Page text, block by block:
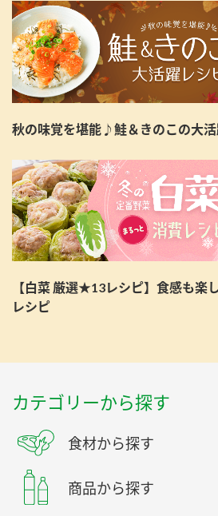
秋の味覚を堪能♪鮭＆きのこの大
【白菜 厳選★13レシピ】食感も楽
レシピ
カテゴリーから探す
食材から探す
商品から探す